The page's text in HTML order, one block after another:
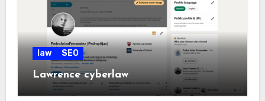
law SEO
Lawrence cyberlaw